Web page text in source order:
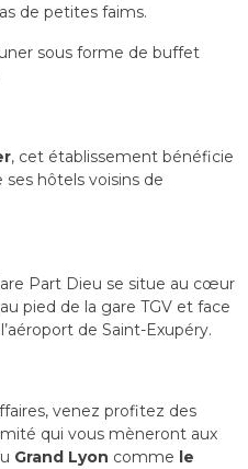
de petites faims.
sous forme de buffet
, cet établissement bénéficie
ses hôtels voisins de
Part Dieu se situe au cœur
pied de la gare TGV et face
de Saint-Exupéry.
venez profitez des
qui vous mèneront aux
Grand Lyon comme le